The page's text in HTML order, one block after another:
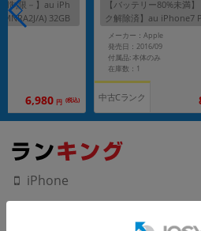
制限－】au iPh
A) 32GB
6,980 円 (税込)
【バッテリー80%未満
ク解除済】au iPhone7
(MNR92J/A) 32GB ブラッ
メーカー：Apple
発売日：2016/09
付属品: 本体のみ
在庫数：1
中古Cランク
iPhone